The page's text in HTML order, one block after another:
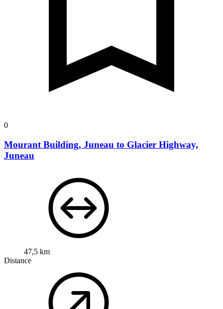
0
Mourant Building, Juneau to Glacier Highway,
Juneau
47,5 km
Distance